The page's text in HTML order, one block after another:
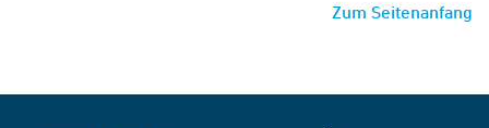
Zum Seitenanfang